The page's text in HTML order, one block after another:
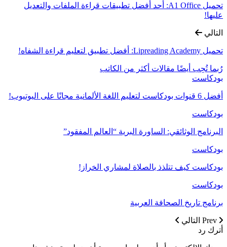
تحميل A1 Office: أحد أفضل تطبيقات قراءة الملفات والتعديل
عليها!
التالي
تحميل Lipreading Academy: أفضل تطبيق لتعليم قراءة الشفاه!
رُبما تُحِب أيضًا مقالات أكثر من الكاتب
بودكاست
أفضل 6 قنوات بودكاست لتعليم اللغة الألمانية مجانًا على اليوتيوب!
بودكاست
البرنامج الوثائقي: الساورة البرية “العالم المفقود”
بودكاست
بودكاست كيف تتلذذ بالصلاة لمشاري الخراز!
بودكاست
برنامج تاريخ الصحافة العربية
التالي
أترك رد